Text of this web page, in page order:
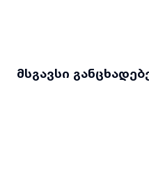
მსგავსი